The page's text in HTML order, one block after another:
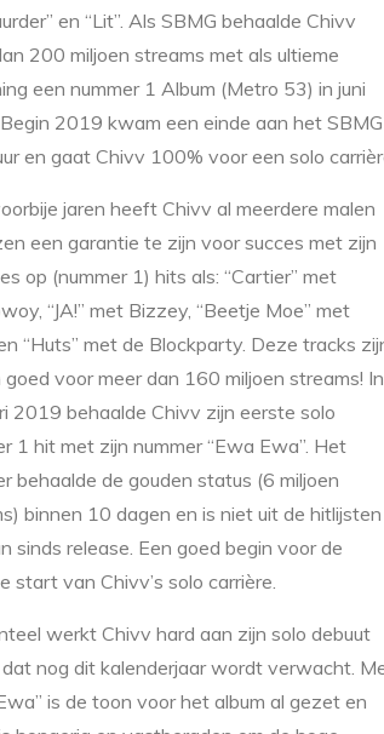
en “Lit”. Als SBMG behaalde Chivv
200 miljoen streams met als ultieme
een nummer 1 Album (Metro 53) in juni
2019 kwam een einde aan het SBMG
en gaat Chivv 100% voor een solo
jaren heeft Chivv al meerdere malen
een garantie te zijn voor succes met zijn
op (nummer 1) hits als: “Cartier” met
“JA!” met Bizzey, “Beetje Moe” met
“Huts” met de Blockparty. Deze tracks
goed voor meer dan 160 miljoen streams! In
2019 behaalde Chivv zijn eerste solo
1 hit met zijn nummer “Ewa Ewa”. Het
behaalde de gouden status (6 miljoen
binnen 10 dagen en is niet uit de hitlijsten
sinds release. Een goed begin voor de
start van Chivv’s solo carrière.
werkt Chivv hard aan zijn solo debuut
dat nog dit kalenderjaar wordt verwacht.
is de toon voor het album al gezet en